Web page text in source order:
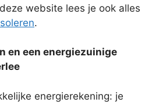
website lees je ook alles
.
en een energiezuinige
energierekening: je